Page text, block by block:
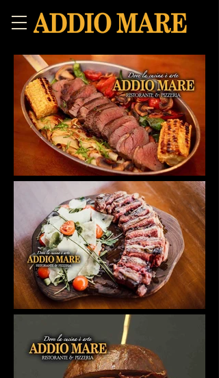
restaurante italiano, restaurante addio mare,
restaurante gran canaria, pizza, piazza,
provencale, ,mejor pasta, mejor pizza, pizza